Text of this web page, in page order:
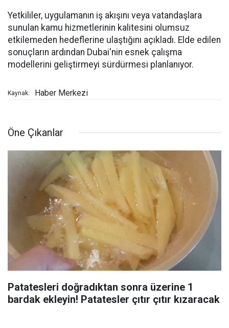
Yetkililer, uygulamanın iş akışını veya vatandaşlara
sunulan kamu hizmetlerinin kalitesini olumsuz
etkilemeden hedeflerine ulaştığını açıkladı. Elde edilen
sonuçların ardından Dubai'nin esnek çalışma
modellerini geliştirmeyi sürdürmesi planlanıyor.
Kaynak: Haber Merkezi
Öne Çıkanlar
Patatesleri doğradıktan sonra üzerine 1
bardak ekleyin! Patatesler çıtır çıtır kızaracak